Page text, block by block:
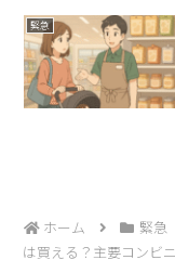
緊急
ホーム
緊急
は買える？主要コンビ